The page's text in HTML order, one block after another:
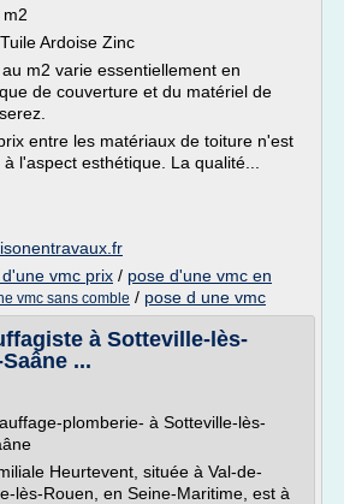
Ardoise Zinc
m2 varie essentiellement en
de couverture et du matériel de
entre les matériaux de toiture n'est
l'aspect esthétique. La qualité...
vmc prix / pose d'une vmc en
vmc sans comble / pose d une vmc
à Sotteville-lès-
...
plomberie- à Sotteville-lès-
Heurtevent, située à Val-de-
lès-Rouen, en Seine-Maritime, est à